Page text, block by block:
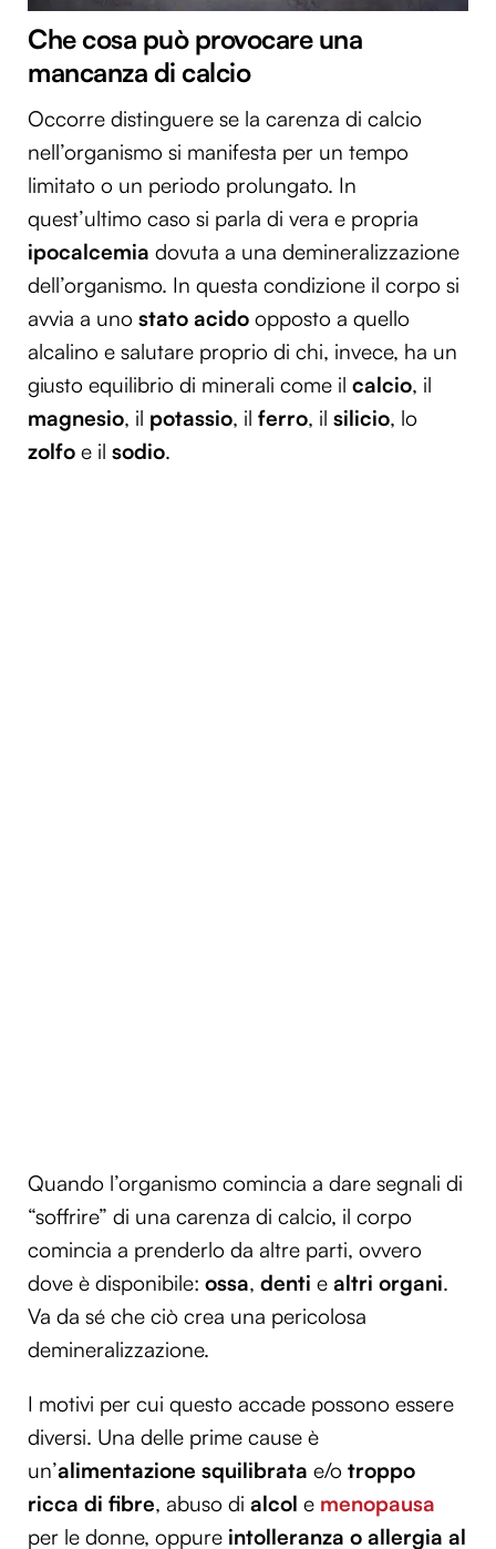
Che cosa può provocare una
mancanza di calcio
Occorre distinguere se la carenza di calcio
nell’organismo si manifesta per un tempo
limitato o un periodo prolungato. In
quest’ultimo caso si parla di vera e propria
ipocalcemia dovuta a una demineralizzazione
dell’organismo. In questa condizione il corpo si
avvia a uno stato acido opposto a quello
alcalino e salutare proprio di chi, invece, ha un
giusto equilibrio di minerali come il calcio, il
magnesio, il potassio, il ferro, il silicio, lo
zolfo e il sodio.
Quando l’organismo comincia a dare segnali di
“soffrire” di una carenza di calcio, il corpo
comincia a prenderlo da altre parti, ovvero
dove è disponibile: ossa, denti e altri organi.
Va da sé che ciò crea una pericolosa
demineralizzazione.
I motivi per cui questo accade possono essere
diversi. Una delle prime cause è
un’alimentazione squilibrata e/o troppo
ricca di fibre, abuso di alcol e menopausa
per le donne, oppure intolleranza o allergia al